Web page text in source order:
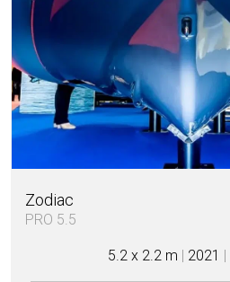
Zodiac
PRO 5.5
5.2 x 2.2 m | 2021 |